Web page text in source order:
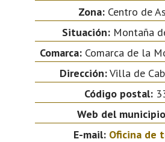
Zona:Centro de
Situación:Montaña
Comarca:Comarca de la
Dirección:Villa de
Código postal:
Web del
E-mail: Oficina de